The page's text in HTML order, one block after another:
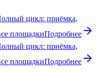
цикл: приёмка,
площадкиПодробнее
цикл: приёмка,
площадкиПодробнее